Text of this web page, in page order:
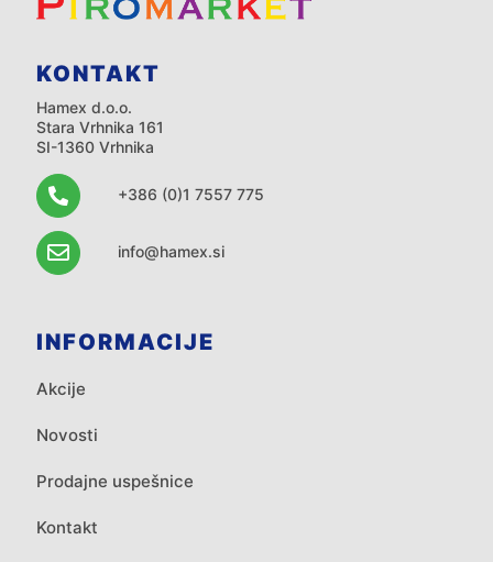
KONTAKT
Hamex d.o.o.
Stara Vrhnika 161
SI-1360 Vrhnika
+386 (0)1 7557 775
info@hamex.si
INFORMACIJE
Akcije
Novosti
Prodajne uspešnice
Kontakt